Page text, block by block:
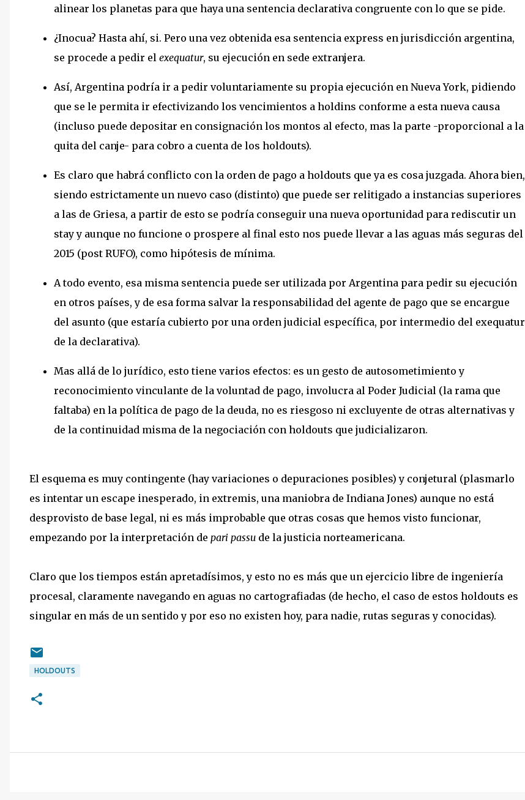
alinear los planetas para que haya una sentencia declarativa congruente con lo que se pide.
¿Inocua? Hasta ahí, si. Pero una vez obtenida esa sentencia express en jurisdicción argentina,
se procede a pedir el exequatur, su ejecución en sede extranjera.
Así, Argentina podría ir a pedir voluntariamente su propia ejecución en Nueva York, pidiendo
que se le permita ir efectivizando los vencimientos a holdins conforme a esta nueva causa
(incluso puede depositar en consignación los montos al efecto, mas la parte -proporcional a la
quita del canje- para cobro a cuenta de los holdouts).
Es claro que habrá conflicto con la orden de pago a holdouts que ya es cosa juzgada. Ahora bien,
siendo estrictamente un nuevo caso (distinto) que puede ser relitigado a instancias superiores
a las de Griesa, a partir de esto se podría conseguir una nueva oportunidad para rediscutir un
stay y aunque no funcione o prospere al final esto nos puede llevar a las aguas más seguras del
2015 (post RUFO), como hipótesis de mínima.
A todo evento, esa misma sentencia puede ser utilizada por Argentina para pedir su ejecución
en otros países, y de esa forma salvar la responsabilidad del agente de pago que se encargue
del asunto (que estaría cubierto por una orden judicial específica, por intermedio del exequatur
de la declarativa).
Mas allá de lo jurídico, esto tiene varios efectos: es un gesto de autosometimiento y
reconocimiento vinculante de la voluntad de pago, involucra al Poder Judicial (la rama que
faltaba) en la política de pago de la deuda, no es riesgoso ni excluyente de otras alternativas y
de la continuidad misma de la negociación con holdouts que judicializaron.
El esquema es muy contingente (hay variaciones o depuraciones posibles) y conjetural (plasmarlo
es intentar un escape inesperado, in extremis, una maniobra de Indiana Jones) aunque no está
desprovisto de base legal, ni es más improbable que otras cosas que hemos visto funcionar,
empezando por la interpretación de pari passu de la justicia norteamericana.
Claro que los tiempos están apretadísimos, y esto no es más que un ejercicio libre de ingeniería
procesal, claramente navegando en aguas no cartografiadas (de hecho, el caso de estos holdouts es
singular en más de un sentido y por eso no existen hoy, para nadie, rutas seguras y conocidas).
HOLDOUTS